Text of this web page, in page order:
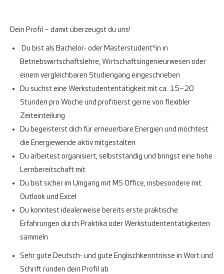
Dein Profil – damit überzeugst du uns!
Du bist als Bachelor- oder Masterstudent*in in
Betriebswirtschaftslehre, Wirtschaftsingenieurwesen oder
einem vergleichbaren Studiengang eingeschrieben
Du suchst eine Werkstudententätigkeit mit ca. 15–20
Stunden pro Woche und profitierst gerne von flexibler
Zeiteinteilung
Du begeisterst dich für erneuerbare Energien und möchtest
die Energiewende aktiv mitgestalten
Du arbeitest organisiert, selbstständig und bringst eine hohe
Lernbereitschaft mit
Du bist sicher im Umgang mit MS Office, insbesondere mit
Outlook und Excel
Du konntest idealerweise bereits erste praktische
Erfahrungen durch Praktika oder Werkstudententätigkeiten
sammeln
Sehr gute Deutsch- und gute Englischkenntnisse in Wort und
Schrift runden dein Profil ab